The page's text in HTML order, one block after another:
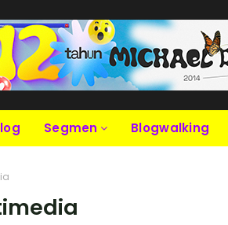
Segmen Blogwalking